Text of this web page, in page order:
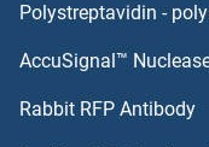
RARRES1 Anticorps
Polystreptavidin -
AccuSignal™
Rabbit RFP Antibody